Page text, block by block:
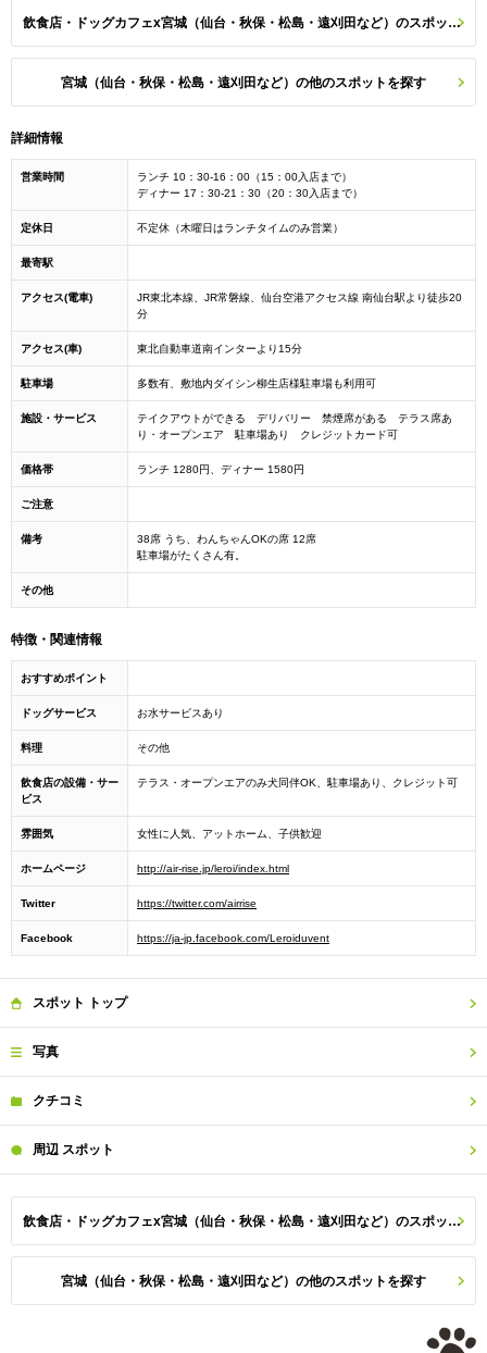
飲食店・ドッグカフェx宮城（仙台・秋保・松島・遠刈田など）のスポット一覧
宮城（仙台・秋保・松島・遠刈田など）の他のスポットを探す
詳細情報
営業時間
ランチ 10：30-16：00（15：00入店まで）
ディナー 17：30-21：30（20：30入店まで）
定休日 不定休（木曜日はランチタイムのみ営業）
最寄駅
アクセス(電車)
JR東北本線、JR常磐線、仙台空港アクセス線 南仙台駅より徒歩20
分
アクセス(車) 東北自動車道南インターより15分
駐車場 多数有、敷地内ダイシン柳生店様駐車場も利用可
施設・サービス
テイクアウトができる デリバリー 禁煙席がある テラス席あ
り・オープンエア 駐車場あり クレジットカード可
価格帯 ランチ 1280円、ディナー 1580円
ご注意
備考
38席 うち、わんちゃんOKの席 12席
駐車場がたくさん有。
その他
特徴・関連情報
おすすめポイント
ドッグサービス お水サービスあり
料理 その他
飲食店の設備・サー
ビス
テラス・オープンエアのみ犬同伴OK、駐車場あり、クレジット可
雰囲気 女性に人気、アットホーム、子供歓迎
ホームページ http://air-rise.jp/leroi/index.html
Twitter https://twitter.com/airrise
Facebook https://ja-jp.facebook.com/Leroiduvent
スポット トップ
写真
クチコミ
周辺 スポット
飲食店・ドッグカフェx宮城（仙台・秋保・松島・遠刈田など）のスポット一覧
宮城（仙台・秋保・松島・遠刈田など）の他のスポットを探す